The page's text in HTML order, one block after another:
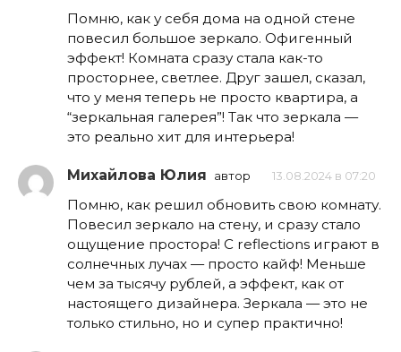
Помню, как у себя дома на одной стене
повесил большое зеркало. Офигенный
эффект! Комната сразу стала как-то
просторнее, светлее. Друг зашел, сказал,
что у меня теперь не просто квартира, а
“зеркальная галерея”! Так что зеркала —
это реально хит для интерьера!
Михайлова Юлия автор 13.08.2024 в 07:20
Помню, как решил обновить свою комнату.
Повесил зеркало на стену, и сразу стало
ощущение простора! С reflections играют в
солнечных лучах — просто кайф! Меньше
чем за тысячу рублей, а эффект, как от
настоящего дизайнера. Зеркала — это не
только стильно, но и супер практично!